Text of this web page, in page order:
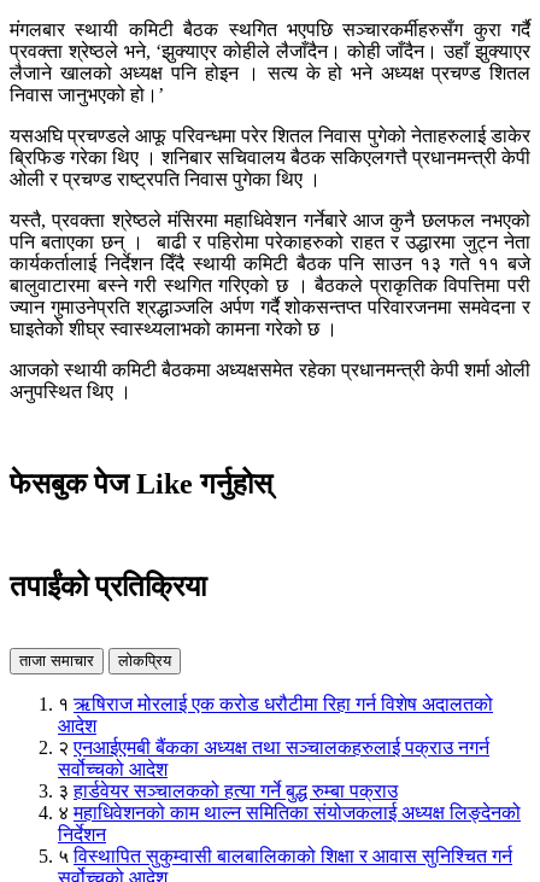
मंगलबार स्थायी कमिटी बैठक स्थगित भएपछि सञ्चारकर्मीहरुसँग कुरा गर्दै
प्रवक्ता श्रेष्ठले भने, ‘झुक्याएर कोहीले लैजाँदैन। कोही जाँदैन। उहाँ झुक्याएर
लैजाने खालको अध्यक्ष पनि होइन । सत्य के हो भने अध्यक्ष प्रचण्ड शितल
निवास जानुभएको हो।’
यसअघि प्रचण्डले आफू परिवन्धमा परेर शितल निवास पुगेको नेताहरुलाई डाकेर
ब्रिफिङ गरेका थिए । शनिबार सचिवालय बैठक सकिएलगत्तै प्रधानमन्त्री केपी
ओली र प्रचण्ड राष्ट्रपति निवास पुगेका थिए ।
यस्तै, प्रवक्ता श्रेष्ठले मंसिरमा महाधिवेशन गर्नेबारे आज कुनै छलफल नभएको
पनि बताएका छन् । बाढी र पहिरोमा परेकाहरुको राहत र उद्धारमा जुट्न नेता
कार्यकर्तालाई निर्देशन दिँदै स्थायी कमिटी बैठक पनि साउन १३ गते ११ बजे
बालुवाटारमा बस्ने गरी स्थगित गरिएको छ । बैठकले प्राकृतिक विपत्तिमा परी
ज्यान गुमाउनेप्रति श्रद्धाञ्जलि अर्पण गर्दै शोकसन्तप्त परिवारजनमा समवेदना र
घाइतेको शीघ्र स्वास्थ्यलाभको कामना गरेको छ ।
आजको स्थायी कमिटी बैठकमा अध्यक्षसमेत रहेका प्रधानमन्त्री केपी शर्मा ओली
अनुपस्थित थिए ।
फेसबुक पेज Like गर्नुहोस्
तपाईंको प्रतिक्रिया
ताजा समाचार लोकप्रिय
१ ऋषिराज मोरलाई एक करोड धरौटीमा रिहा गर्न विशेष अदालतको
आदेश
२ एनआईएमबी बैंकका अध्यक्ष तथा सञ्चालकहरुलाई पक्राउ नगर्न
सर्वोच्चको आदेश
३ हार्डवेयर सञ्चालकको हत्या गर्ने बुद्ध रुम्बा पक्राउ
४ महाधिवेशनको काम थाल्न समितिका संयोजकलाई अध्यक्ष लिङ्देनको
निर्देशन
५ विस्थापित सुकुम्वासी बालबालिकाको शिक्षा र आवास सुनिश्चित गर्न